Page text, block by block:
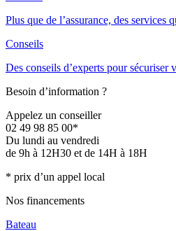
Plus que de l’assurance, des services
Conseils
Des conseils d’experts pour sécuriser
Besoin d’information ?
Appelez un conseiller
02 49 98 85 00*
Du lundi au vendredi
de 9h à 12H30 et de 14H à 18H
* prix d’un appel local
Nos financements
Bateau